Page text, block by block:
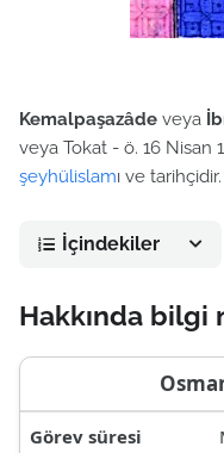
Kemalpaşazâde veya
veya Tokat - ö. 16 Nisan
şeyhülislamı ve tarihçidir.
İçindekiler
Hakkında bilgi
Görev süresi